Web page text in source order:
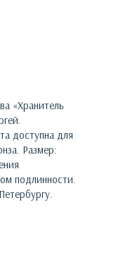
«Хранитель
доступна для
Размер:
подлинности.